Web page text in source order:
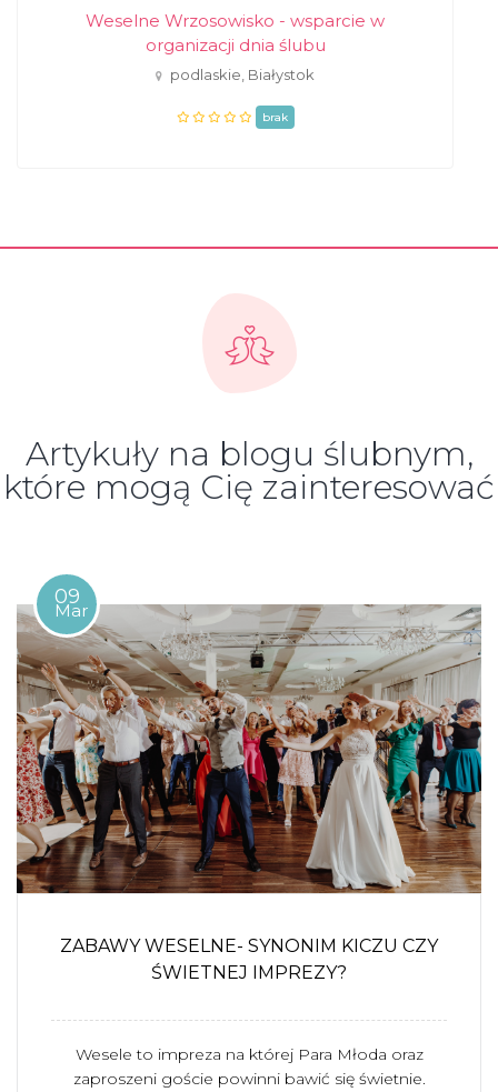
Weselne Wrzosowisko - wsparcie w
organizacji dnia ślubu
podlaskie, Białystok
brak
Artykuły na blogu ślubnym,
które mogą Cię zainteresować
09
Mar
ZABAWY WESELNE- SYNONIM KICZU CZY
ŚWIETNEJ IMPREZY?
Wesele to impreza na której Para Młoda oraz
zaproszeni goście powinni bawić się świetnie.